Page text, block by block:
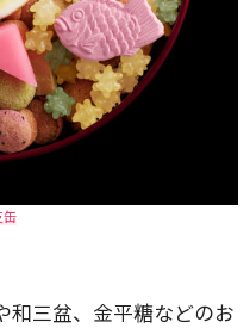
缶
和三盆、金平糖などのお